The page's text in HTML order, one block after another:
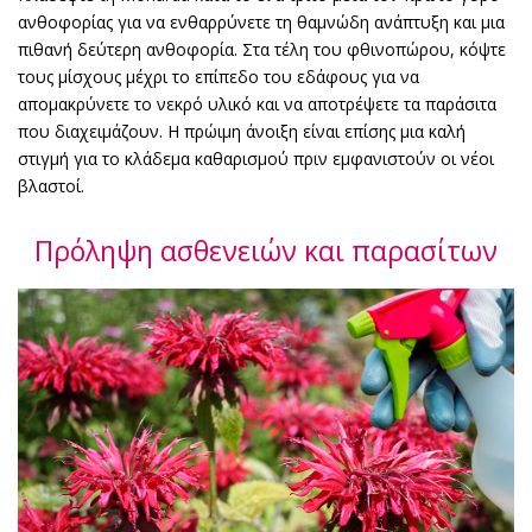
ανθοφορίας για να ενθαρρύνετε τη θαμνώδη ανάπτυξη και μια
πιθανή δεύτερη ανθοφορία. Στα τέλη του φθινοπώρου, κόψτε
τους μίσχους μέχρι το επίπεδο του εδάφους για να
απομακρύνετε το νεκρό υλικό και να αποτρέψετε τα παράσιτα
που διαχειμάζουν. Η πρώιμη άνοιξη είναι επίσης μια καλή
στιγμή για το κλάδεμα καθαρισμού πριν εμφανιστούν οι νέοι
βλαστοί.
Πρόληψη ασθενειών και παρασίτων